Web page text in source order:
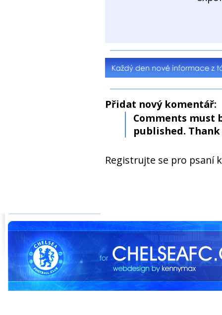
Přidat nový komentář:
Comments must
published. Thank
Registrujte se pro psaní